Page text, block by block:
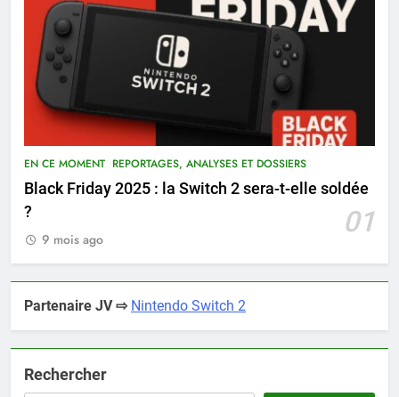
EN CE MOMENT REPORTAGES, ANALYSES ET DOSSIERS
Black Friday 2025 : la Switch 2 sera-t-elle soldée
?
01
9 mois ago
Partenaire JV ⇨ Nintendo Switch 2
Rechercher